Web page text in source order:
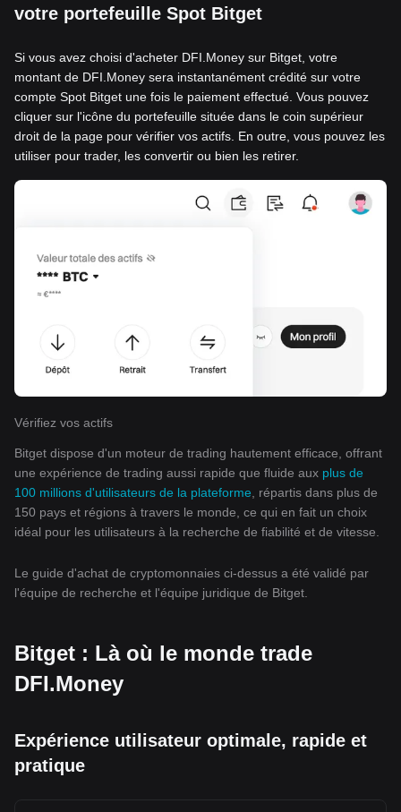
votre portefeuille Spot Bitget
Si vous avez choisi d'acheter DFI.Money sur Bitget, votre
montant de DFI.Money sera instantanément crédité sur votre
compte Spot Bitget une fois le paiement effectué. Vous pouvez
cliquer sur l'icône du portefeuille située dans le coin supérieur
droit de la page pour vérifier vos actifs. En outre, vous pouvez les
utiliser pour trader, les convertir ou bien les retirer.
Vérifiez vos actifs
Bitget dispose d'un moteur de trading hautement efficace, offrant
une expérience de trading aussi rapide que fluide aux plus de
100 millions d'utilisateurs de la plateforme, répartis dans plus de
150 pays et régions à travers le monde, ce qui en fait un choix
idéal pour les utilisateurs à la recherche de fiabilité et de vitesse.
Le guide d'achat de cryptomonnaies ci-dessus a été validé par
l'équipe de recherche et l'équipe juridique de Bitget.
Bitget : Là où le monde trade
DFI.Money
Expérience utilisateur optimale, rapide et
pratique